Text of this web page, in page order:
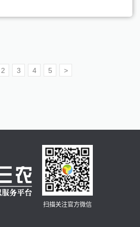
2 3 4 5 >
扫描关注官方微信